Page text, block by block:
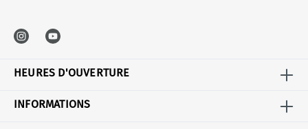
HEURES D'OUVERTURE
INFORMATIONS